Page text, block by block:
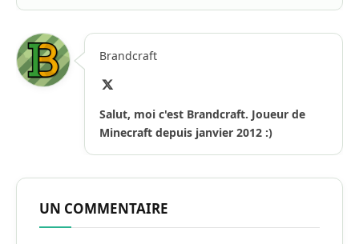
Brandcraft
Salut, moi c'est Brandcraft. Joueur de
Minecraft depuis janvier 2012 :)
UN COMMENTAIRE